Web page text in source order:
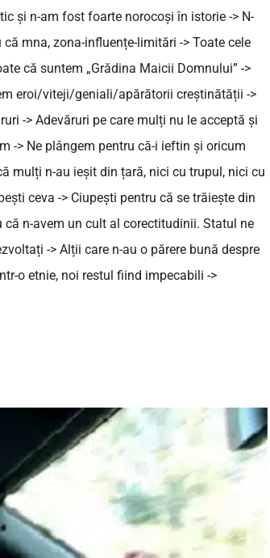
și n-am fost foarte norocoși în istorie -> N-
mna, zona-influențe-limitări -> Toate cele
că suntem „Grădina Maicii Domnului” ->
eroi/viteji/geniali/apărătorii creștinătății ->
-> Adevăruri pe care mulți nu le acceptă și
-> Ne plângem pentru că-i ieftin și oricum
mulți n-au ieșit din țară, nici cu trupul, nici cu
ceva -> Ciupești pentru că se trăiește din
n-avem un cult al corectitudinii. Statul ne
-> Alții care n-au o părere bună despre
o etnie, noi restul fiind impecabili ->